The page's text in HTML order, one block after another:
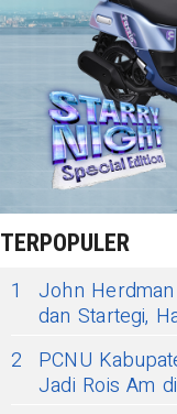
TERPOPULER
1
John
dan Startegi,
2
PCNU
Jadi Rois Am